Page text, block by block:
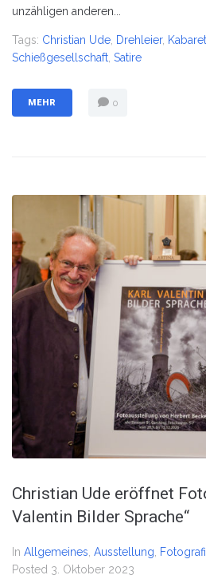
unzähligen anderen...
Tags: Christian Ude Drehleier,
Schießgesellschaft Satire
MEHR 0
Christian Ude eröffnet
Valentin Bilder Sprache“
In Allgemeines Ausstellung
Posted 3. Oktober 2023